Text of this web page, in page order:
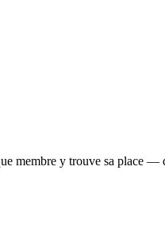
membre y trouve sa place —